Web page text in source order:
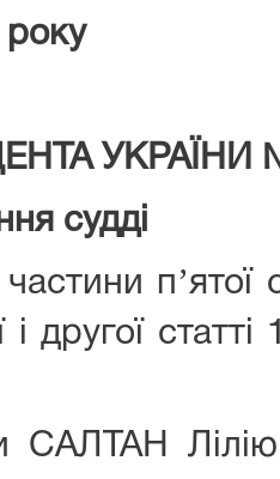
УКРАЇНИ
судді
пʼятої
другої статті
САЛТАН Лілію